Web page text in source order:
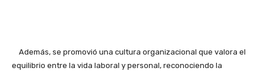
Además, se promovió una cultura organizacional que valora el
equilibrio entre la vida laboral y personal, reconociendo la